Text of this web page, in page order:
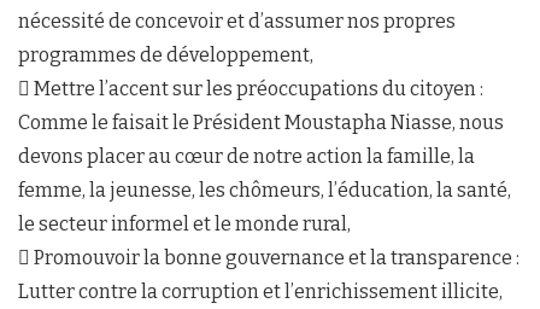
nécessité de concevoir et d’assumer nos propres
programmes de développement,
 Mettre l’accent sur les préoccupations du citoyen :
Comme le faisait le Président Moustapha Niasse, nous
devons placer au cœur de notre action la famille, la
femme, la jeunesse, les chômeurs, l’éducation, la santé,
le secteur informel et le monde rural,
 Promouvoir la bonne gouvernance et la transparence :
Lutter contre la corruption et l’enrichissement illicite,